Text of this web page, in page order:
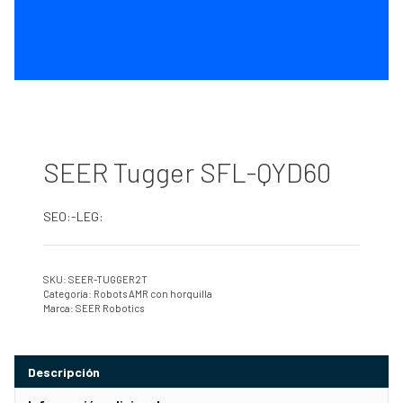
SEER Tugger SFL-QYD60
SEO:-LEG:
SKU: SEER-TUGGER2T
Categoría: Robots AMR con horquilla
Marca: SEER Robotics
Descripción